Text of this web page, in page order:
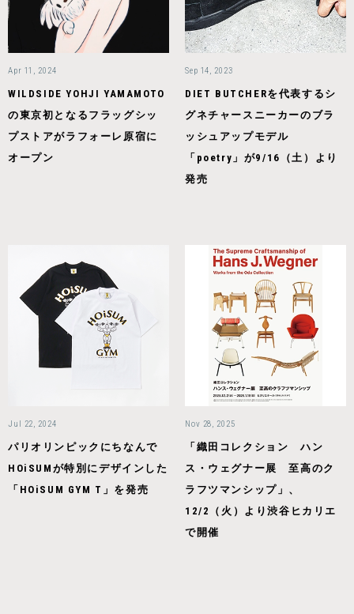
Apr 11, 2024
WILDSIDE YOHJI YAMAMOTO
の東京初となるフラッグシッ
プストアがラフォーレ原宿に
オープン
Sep 14, 2023
DIET BUTCHERを代表するシ
グネチャースニーカーのブラ
ッシュアップモデル
「poetry」が9/16（土）より
発売
Jul 22, 2024
パリオリンピックにちなんで
HOiSUMが特別にデザインした
「HOiSUM GYM T」を発売
Nov 28, 2025
「織田コレクション ハン
ス・ウェグナー展 至高のク
ラフツマンシップ」、
12/2（火）より渋谷ヒカリエ
で開催